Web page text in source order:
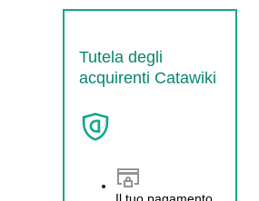
Tutela degli
acquirenti Catawiki
Il tuo pagamento